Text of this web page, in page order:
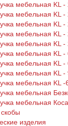
мебельная KL -
мебельная KL -
мебельная KL -
мебельная KL -
мебельная KL -
мебельная KL -
мебельная KL -
мебельная KL -
мебельная KL -
мебельная
мебельная Коса
изделия